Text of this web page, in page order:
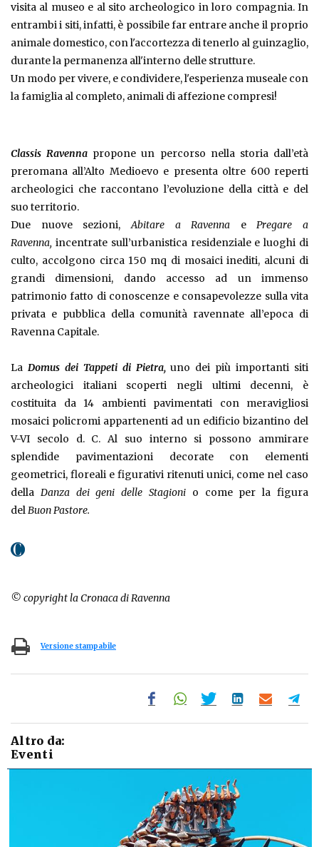
visita al museo e al sito archeologico in loro compagnia. In
entrambi i siti, infatti, è possibile far entrare anche il proprio
animale domestico, con l'accortezza di tenerlo al guinzaglio,
durante la permanenza all'interno delle strutture.
Un modo per vivere, e condividere, l'esperienza museale con
la famiglia al completo, animali di affezione compresi!
Classis Ravenna propone un percorso nella storia dall’età
preromana all’Alto Medioevo e presenta oltre 600 reperti
archeologici che raccontano l’evoluzione della città e del
suo territorio.
Due nuove sezioni,Abitare a Ravenna ePregare a
Ravenna, incentrate sull’urbanistica residenziale e luoghi di
culto, accolgono circa 150 mq di mosaici inediti, alcuni di
grandi dimensioni, dando accesso ad un immenso
patrimonio fatto di conoscenze e consapevolezze sulla vita
privata e pubblica della comunità ravennate all’epoca di
Ravenna Capitale.
La Domus dei Tappeti di Pietra,uno dei più importanti siti
archeologici italiani scoperti negli ultimi decenni, è
costituita da 14 ambienti pavimentati con meravigliosi
mosaici policromi appartenenti ad un edificio bizantino del
V-VI secolo d. C. Al suo interno si possono ammirare
splendide pavimentazioni decorate con elementi
geometrici, floreali e figurativi ritenuti unici, come nel caso
della Danza dei geni delle Stagioni o come per la figura
delBuon Pastore.
© copyright la Cronaca di Ravenna
Versione stampabile
Altro da:
Eventi